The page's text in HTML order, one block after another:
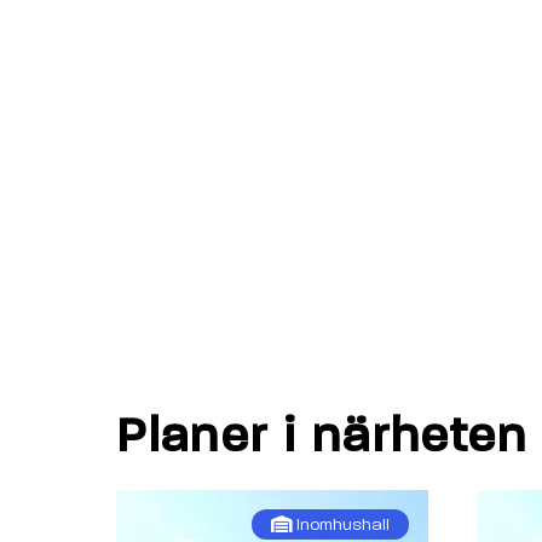
Planer i närheten
Inomhushall